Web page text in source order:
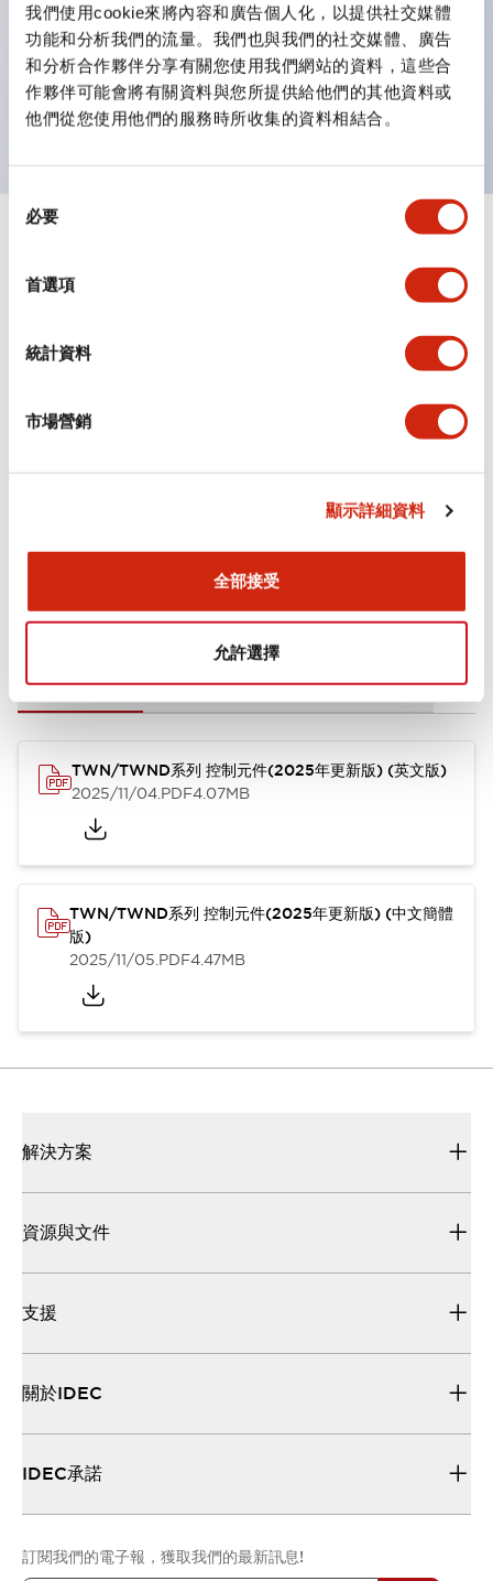
我們使用cookie來將內容和廣告個人化，以提供社交媒體
功能和分析我們的流量。我們也與我們的社交媒體、廣告
和分析合作夥伴分享有關您使用我們網站的資料，這些合
作夥伴可能會將有關資料與您所提供給他們的其他資料或
他們從您使用他們的服務時所收集的資料相結合。
必要
首選項
統計資料
市場營銷
顯示詳細資料
全部接受
允許選擇
一顆 LED 燈泡即可呈現六種顏色（LSRD 燈泡）。以往
需分色管理的 LED 燈泡，如今可用單一顆燈泡呈現多種
顏色。
主要機種已通過UL和CSA認證，並符合EN標準。
審美規範
環境規範
機械規格
安裝和安裝規範
文件和檔案
型錄和宣傳手冊 CAD檔 認證與標準 技術文件 其他
TWN/TWND系列 控制元件(2025年更新版) (英文版)
2025/11/04.PDF4.07MB
TWN/TWND系列 控制元件(2025年更新版) (中文簡體
版)
2025/11/05.PDF4.47MB
解決方案
資源與文件
支援
關於IDEC
IDEC承諾
訂閱我們的電子報，獲取我們的最新訊息!